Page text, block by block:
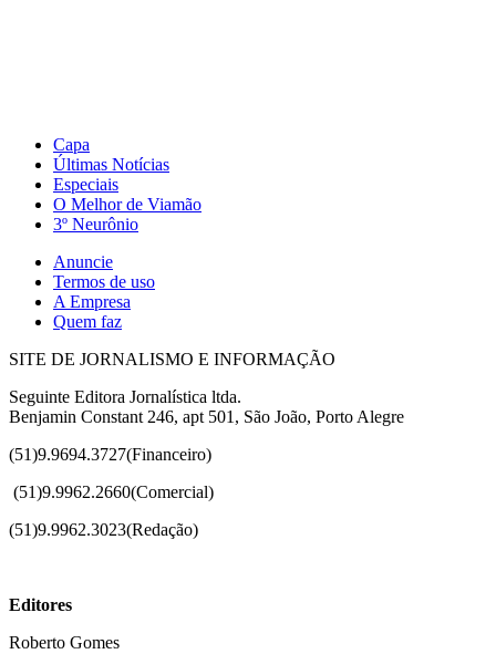
Capa
Últimas Notícias
Especiais
O Melhor de Viamão
3º Neurônio
Anuncie
Termos de uso
A Empresa
Quem faz
SITE DE JORNALISMO E INFORMAÇÃO
Seguinte Editora Jornalística ltda.
Benjamin Constant 246, apt 501, São João, Porto Alegre
(51)9.9694.3727(Financeiro)
(51)9.9962.2660(Comercial)
(51)9.9962.3023(Redação)
Editores
Roberto Gomes